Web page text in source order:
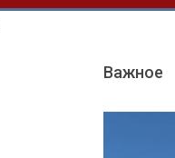
Важное